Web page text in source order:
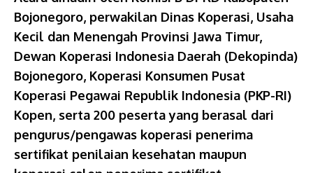
Bojonegoro, perwakilan Dinas Koperasi, Usaha
Kecil dan Menengah Provinsi Jawa Timur,
Dewan Koperasi Indonesia Daerah (Dekopinda)
Bojonegoro, Koperasi Konsumen Pusat
Koperasi Pegawai Republik Indonesia (PKP-RI)
Kopen, serta 200 peserta yang berasal dari
pengurus/pengawas koperasi penerima
sertifikat penilaian kesehatan maupun